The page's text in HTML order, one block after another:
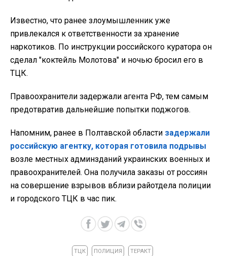
Известно, что ранее злоумышленник уже
привлекался к ответственности за хранение
наркотиков. По инструкции российского куратора он
сделал "коктейль Молотова" и ночью бросил его в
ТЦК.
Правоохранители задержали агента РФ, тем самым
предотвратив дальнейшие попытки поджогов.
Напомним, ранее в Полтавской области задержали
российскую агентку, которая готовила подрывы
возле местных админзданий украинских военных и
правоохранителей. Она получила заказы от россиян
на совершение взрывов вблизи райотдела полиции
и городского ТЦК в час пик.
ТЦК ПОЛИЦИЯ ТЕРАКТ